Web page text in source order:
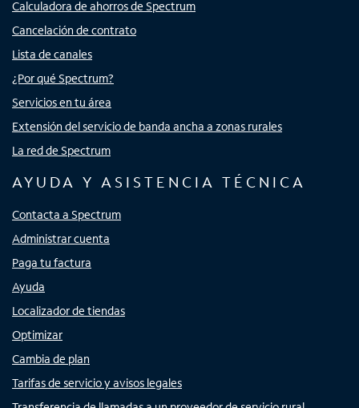
Calculadora de ahorros de Spectrum
Cancelación de contrato
Lista de canales
¿Por qué Spectrum?
Servicios en tu área
Extensión del servicio de banda ancha a zonas rurales
La red de Spectrum
AYUDA Y ASISTENCIA TÉCNICA
Contacta a Spectrum
Administrar cuenta
Paga tu factura
Ayuda
Localizador de tiendas
Optimizar
Cambia de plan
Tarifas de servicio y avisos legales